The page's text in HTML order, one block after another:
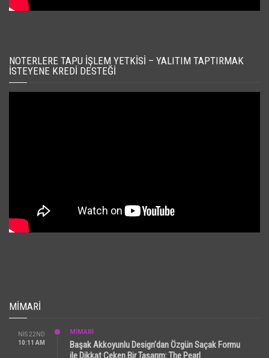
NOTERLERE TAPU İŞLEM YETKISI – YALITIM TAPTIRMAK
İSTEYENE KREDI DESTEĞI
MIMARI
NIS 22ND
10:11 AM
MİMARİ
Başak Akkoyunlu Design’dan Özgün Saçak Formu